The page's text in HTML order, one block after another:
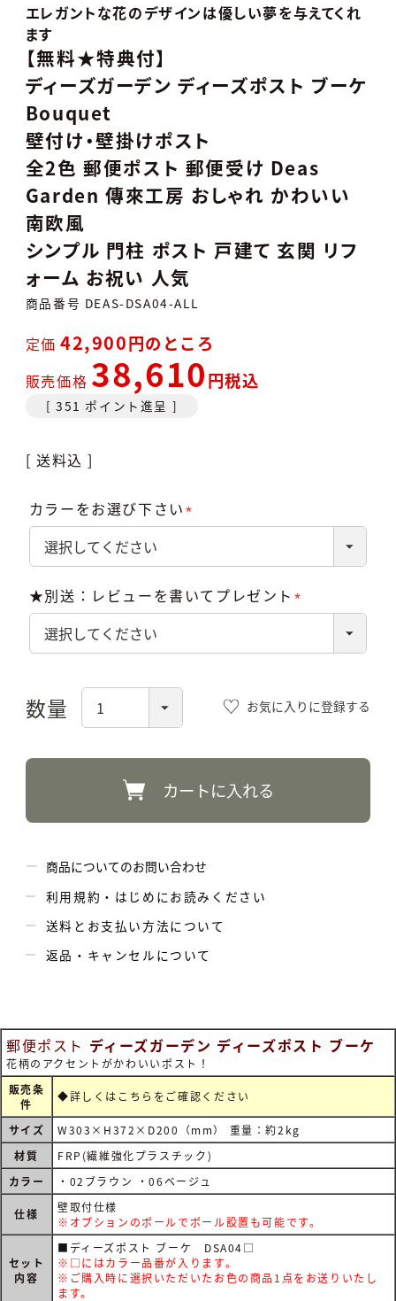
エレガントな花のデザインは優しい夢を与えてくれ
ます
【無料★特典付】
ディーズガーデン ディーズポスト ブーケ
Bouquet
壁付け・壁掛けポスト
全2色 郵便ポスト 郵便受け Deas
Garden 傳來工房 おしゃれ かわいい
南欧風
シンプル 門柱 ポスト 戸建て 玄関 リフ
ォーム お祝い 人気
商品番号 DEAS-DSA04-ALL
定価 42,900 のところ
販売価格 38,610 税込
[ 351 ポイント進呈 ]
送料込
カラーをお選び下さい
★別送：レビューを書いてプレゼント
お気に入りに登録する
カートに入れる
商品についてのお問い合わせ
利用規約・はじめにお読みください
送料とお支払い方法について
返品・キャンセルについて
郵便ポスト ディーズガーデン ディーズポスト ブーケ
花柄のアクセントがかわいいポスト！
販売条
件
◆詳しくは こちらをご確認ください
サイズ
W303×H372×D200（mm） 重量：約2kg
材質
FRP(繊維強化プラスチック)
カラー
・02ブラウン ・06ベージュ
仕様
壁取付仕様
※オプションのポールでポール設置も可能です。
セット
内容
■ディーズポスト ブーケ DSA04□
※□にはカラー品番が入ります。
※ご購入時に選択いただいたお色の商品1点をお送りいたし
ます。